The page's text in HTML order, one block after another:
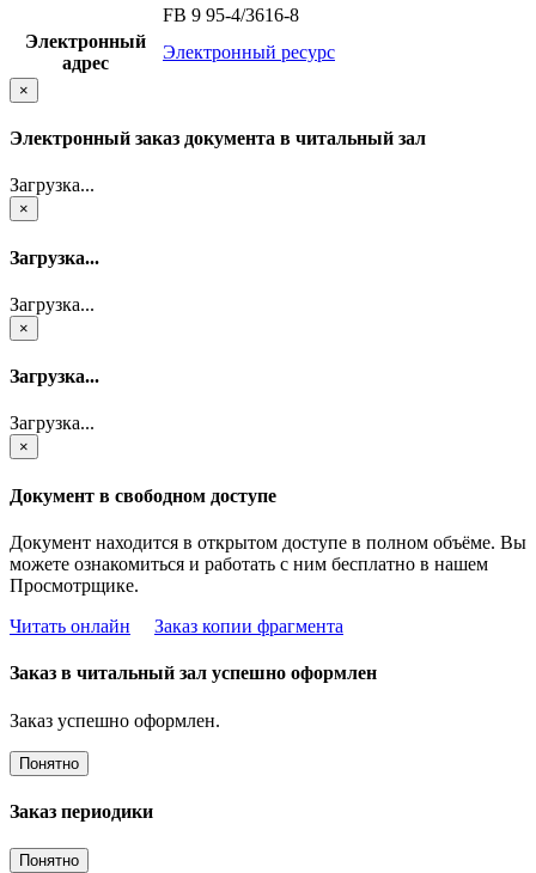
FB 9 95-4/3616-8
Электронный
адрес
Электронный ресурс
×
Электронный заказ документа в читальный зал
Загрузка...
×
Загрузка...
Загрузка...
×
Загрузка...
Загрузка...
×
Документ в свободном доступе
Документ находится в открытом доступе в полном объёме. Вы
можете ознакомиться и работать с ним бесплатно в нашем
Просмотрщике.
Читать онлайн
Заказ копии фрагмента
Заказ в читальный зал успешно оформлен
Заказ успешно оформлен.
Понятно
Заказ периодики
Понятно